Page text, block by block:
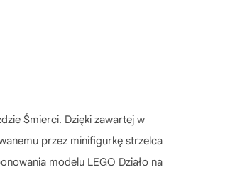
Śmierci. Dzięki zawartej w
przez minifigurkę strzelca
modelu LEGO Działo na